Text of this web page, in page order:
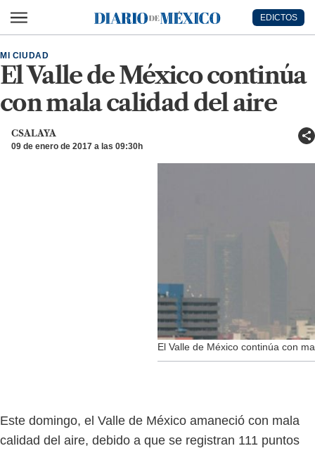
Diario de México
EDICTOS
El Valle de México continúa
con mala calidad del aire
MI CIUDAD
CSALAYA
09 de enero de 2017 a las 09:30h
El Valle de México continúa con
Este domingo, el Valle de México amaneció con mala
calidad del aire, debido a que se registran 111 puntos